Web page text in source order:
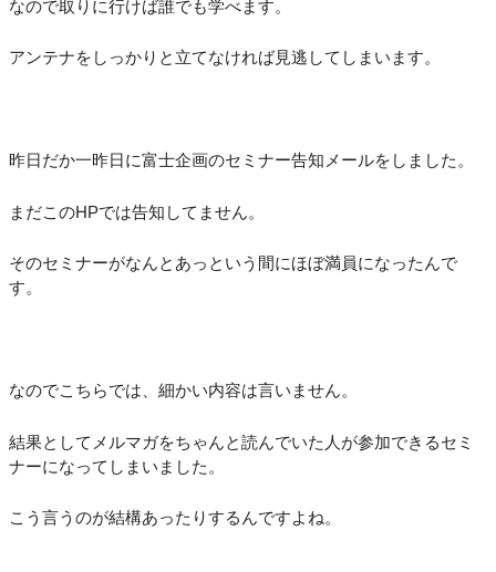
なので取りに行けば誰でも学べます。
アンテナをしっかりと立てなければ見逃してしまいます。
昨日だか一昨日に富士企画のセミナー告知メールをしました。
まだこのHPでは告知してません。
そのセミナーがなんとあっという間にほぼ満員になったんで
す。
なのでこちらでは、細かい内容は言いません。
結果としてメルマガをちゃんと読んでいた人が参加できるセミ
ナーになってしまいました。
こう言うのが結構あったりするんですよね。